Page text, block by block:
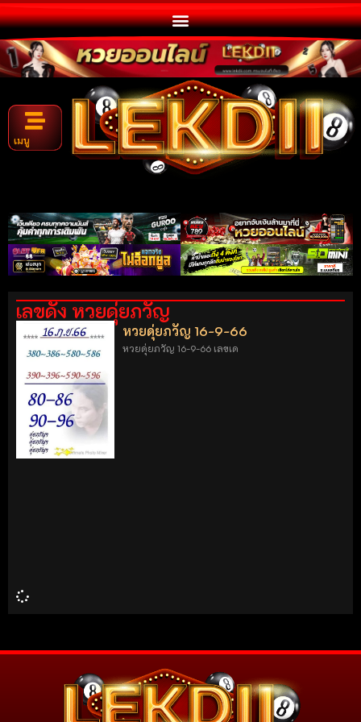
เมนู
เลขดัง หวยดุ่ยภวัญ
หวยดุ่ยภวัญ 16-9-66
หวยดุ่ยภวัญ 16-9-66 เลขเด